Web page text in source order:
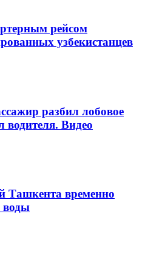
рейсом
узбекистанцев
разбил лобовое
водителя. Видео
Ташкента временно
воды